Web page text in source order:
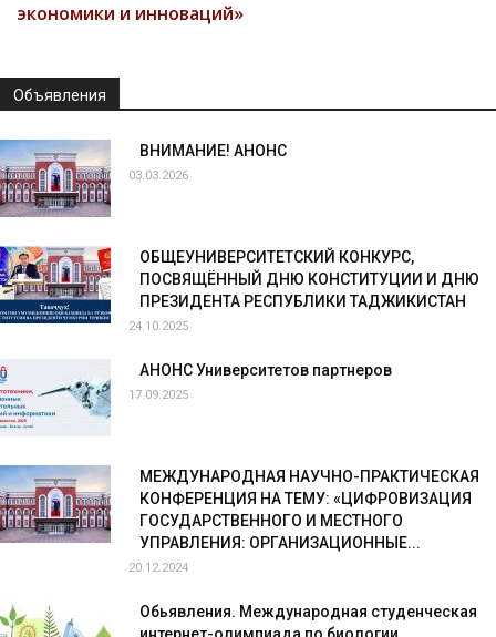
экономики и инноваций»
Объявления
ВНИМАНИЕ! АНОНС
03.03.2026
ОБЩЕУНИВЕРСИТЕТСКИЙ КОНКУРС,
ПОСВЯЩЁННЫЙ ДНЮ КОНСТИТУЦИИ И ДНЮ
ПРЕЗИДЕНТА РЕСПУБЛИКИ ТАДЖИКИСТАН
24.10.2025
АНОНС Университетов партнеров
17.09.2025
МЕЖДУНАРОДНАЯ НАУЧНО-ПРАКТИЧЕСКАЯ
КОНФЕРЕНЦИЯ НА ТЕМУ: «ЦИФРОВИЗАЦИЯ
ГОСУДАРСТВЕННОГО И МЕСТНОГО
УПРАВЛЕНИЯ: ОРГАНИЗАЦИОННЫЕ...
20.12.2024
Обьявления. Международная студенческая